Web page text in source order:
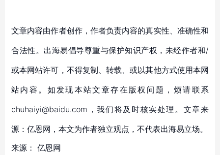
文章内容由作者创作，作者负责内容的真实性、准确性和
合法性。出海易倡导尊重与保护知识产权，未经作者和/
或本网站许可，不得复制、转载、或以其他方式使用本网
站内容。如发现本站文章存在版权问题，烦请联系
chuhaiyi@baidu.com，我们将及时核实处理。文章来
源：亿恩网，本文为作者独立观点，不代表出海易立场。
来源： 亿恩网